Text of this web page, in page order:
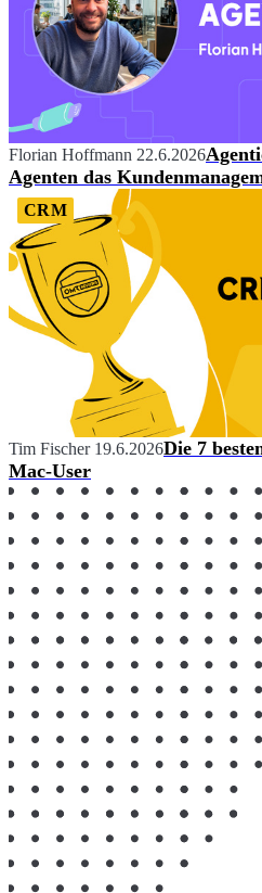
Florian Hoffmann 22.6.2026
Agenten das
CRM
Tim Fischer 19.6.2026Die 7
Mac-User